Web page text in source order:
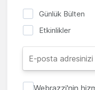
Günlük Bülten
Etkinlikler
Webrazzi'nin